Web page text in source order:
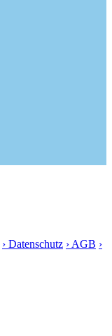
› Datenschutz › AGB ›